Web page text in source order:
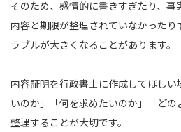
そのため、感情的に書きすぎたり、
内容と期限が整理されていなかったり
ラブルが大きくなることがあります。
内容証明を行政書士に作成してほし
いのか」「何を求めたいのか」「ど
整理することが大切です。